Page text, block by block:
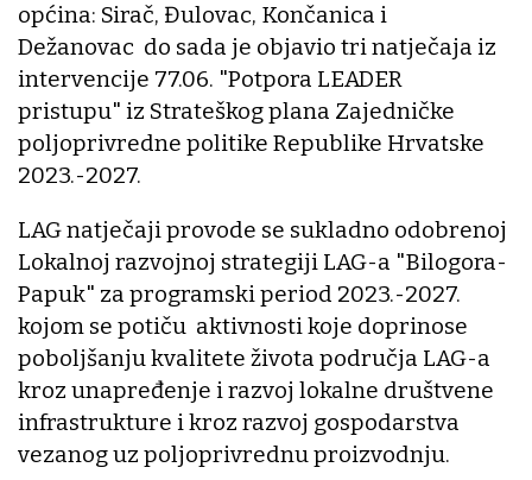
općina: Sirač, Đulovac, Končanica i
Dežanovac do sada je objavio tri natječaja iz
intervencije 77.06. "Potpora LEADER
pristupu" iz Strateškog plana Zajedničke
poljoprivredne politike Republike Hrvatske
2023.-2027.
LAG natječaji provode se sukladno odobrenoj
Lokalnoj razvojnoj strategiji LAG-a "Bilogora-
Papuk" za programski period 2023.-2027.
kojom se potiču aktivnosti koje doprinose
poboljšanju kvalitete života područja LAG-a
kroz unapređenje i razvoj lokalne društvene
infrastrukture i kroz razvoj gospodarstva
vezanog uz poljoprivrednu proizvodnju.